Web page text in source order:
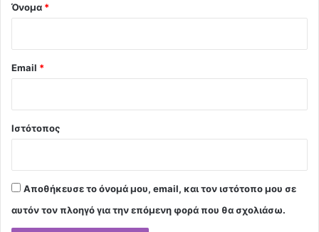
Όνομα *
Email *
Ιστότοπος
Αποθήκευσε το όνομά μου, email, και τον ιστότοπο μου σε
αυτόν τον πλοηγό για την επόμενη φορά που θα σχολιάσω.